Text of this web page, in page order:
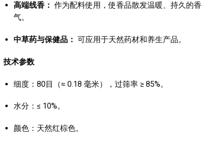
高端线香： 作为配料使用，使香品散发温暖、持久的香
气。
中草药与保健品： 可应用于天然药材和养生产品。
技术参数
细度：80目（≈ 0.18 毫米），过筛率 ≥ 85%。
水分：≤ 10%。
颜色：天然红棕色。